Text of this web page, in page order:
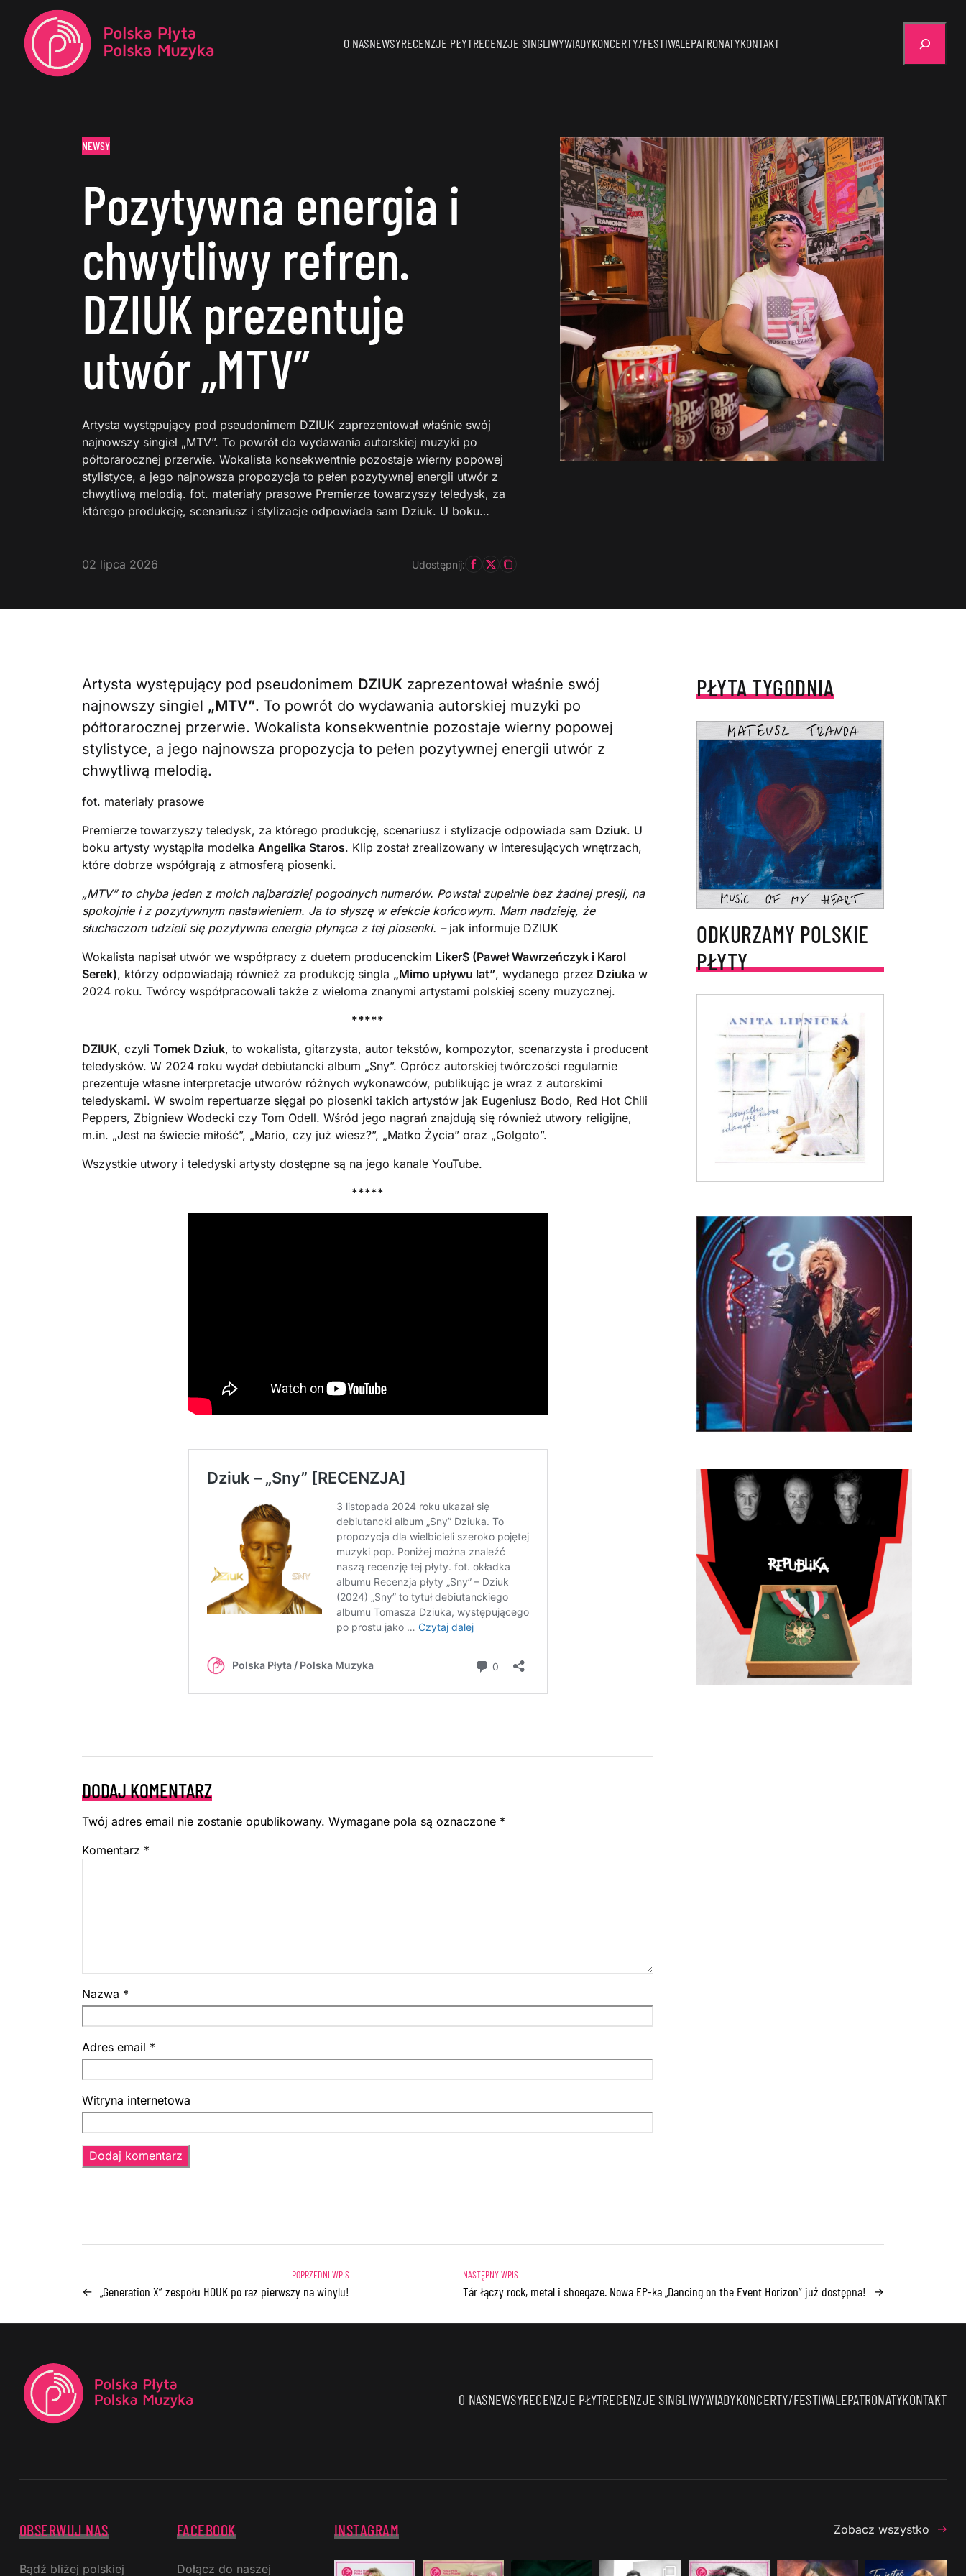
O NASNEWSYRECENZJE PŁYTRECENZJE SINGLIWYWIADYKONCERTY/FESTIWALEPATRONATYKONTAKT
NEWSY
Pozytywna energia i
chwytliwy refren.
DZIUK prezentuje
utwór „MTV”
Artysta występujący pod pseudonimem DZIUK zaprezentował właśnie swój
najnowszy singiel „MTV”. To powrót do wydawania autorskiej muzyki po
półtorarocznej przerwie. Wokalista konsekwentnie pozostaje wierny popowej
stylistyce, a jego najnowsza propozycja to pełen pozytywnej energii utwór z
chwytliwą melodią. fot. materiały prasowe Premierze towarzyszy teledysk, za
którego produkcję, scenariusz i stylizacje odpowiada sam Dziuk. U boku…
02 lipca 2026 Udostępnij:
Artysta występujący pod pseudonimem DZIUK zaprezentował właśnie swój
najnowszy singiel „MTV”. To powrót do wydawania autorskiej muzyki po
półtorarocznej przerwie. Wokalista konsekwentnie pozostaje wierny popowej
stylistyce, a jego najnowsza propozycja to pełen pozytywnej energii utwór z
chwytliwą melodią.
fot. materiały prasowe
Premierze towarzyszy teledysk, za którego produkcję, scenariusz i stylizacje odpowiada sam Dziuk. U
boku artysty wystąpiła modelka Angelika Staros. Klip został zrealizowany w interesujących wnętrzach,
które dobrze współgrają z atmosferą piosenki.
„MTV” to chyba jeden z moich najbardziej pogodnych numerów. Powstał zupełnie bez żadnej presji, na
spokojnie i z pozytywnym nastawieniem. Ja to słyszę w efekcie końcowym. Mam nadzieję, że
słuchaczom udzieli się pozytywna energia płynąca z tej piosenki. – jak informuje DZIUK
Wokalista napisał utwór we współpracy z duetem producenckim Liker$ (Paweł Wawrzeńczyk i Karol
Serek), którzy odpowiadają również za produkcję singla „Mimo upływu lat”, wydanego przez Dziuka w
2024 roku. Twórcy współpracowali także z wieloma znanymi artystami polskiej sceny muzycznej.
*****
DZIUK, czyli Tomek Dziuk, to wokalista, gitarzysta, autor tekstów, kompozytor, scenarzysta i producent
teledysków. W 2024 roku wydał debiutancki album „Sny”. Oprócz autorskiej twórczości regularnie
prezentuje własne interpretacje utworów różnych wykonawców, publikując je wraz z autorskimi
teledyskami. W swoim repertuarze sięgał po piosenki takich artystów jak Eugeniusz Bodo, Red Hot Chili
Peppers, Zbigniew Wodecki czy Tom Odell. Wśród jego nagrań znajdują się również utwory religijne,
m.in. „Jest na świecie miłość”, „Mario, czy już wiesz?”, „Matko Życia” oraz „Golgoto”.
Wszystkie utwory i teledyski artysty dostępne są na jego kanale YouTube.
*****
DODAJ KOMENTARZ
Twój adres email nie zostanie opublikowany. Wymagane pola są oznaczone *
Komentarz *
Nazwa *
Adres email *
Witryna internetowa
PŁYTA TYGODNIA
ODKURZAMY POLSKIE
PŁYTY
← „Generation X” zespołu HOUK po raz pierwszy na winylu! Tár łączy rock, metal i shoegaze. Nowa EP-ka „Dancing on the Event Horizon” już dostępna! →
O NASNEWSYRECENZJE PŁYTRECENZJE SINGLIWYWIADYKONCERTY/FESTIWALEPATRONATYKONTAKT
OBSERWUJ NAS
Bądź bliżej polskiej
FACEBOOK
Dołącz do naszej
INSTAGRAM Zobacz wszystko